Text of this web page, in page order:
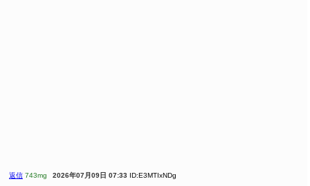
返信 743mg 2026年07月09日 07:33 ID:E3MTIxNDg